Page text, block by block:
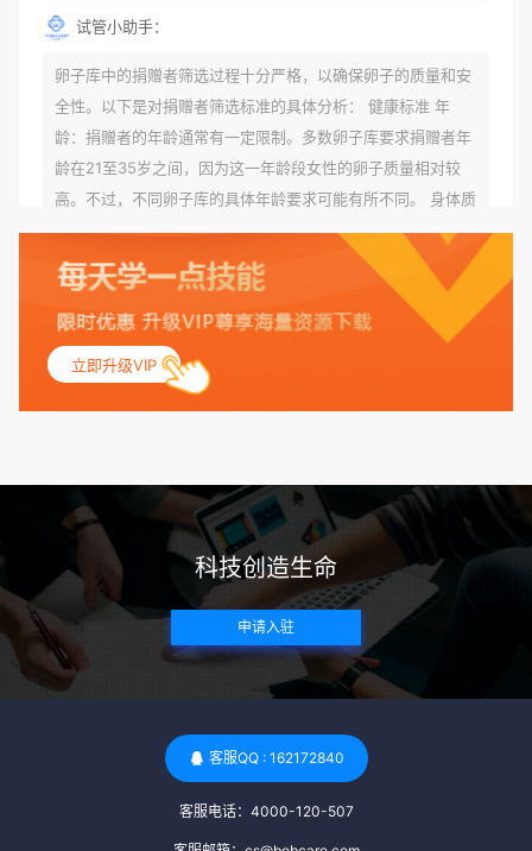
试管小助手：
卵子库中的捐赠者筛选过程十分严格，以确保卵子的质量和安
全性。以下是对捐赠者筛选标准的具体分析： 健康标准 年
龄：捐赠者的年龄通常有一定限制。多数卵子库要求捐赠者年
龄在21至35岁之间，因为这一年龄段女性的卵子质量相对较
高。不过，不同卵子库的具体年龄要求可能有所不同。 身体质
量指数（BMI）：捐赠者的BMI通常需要在正常范围内，以确
保其身体健康状况良好。过高的BMI可能与多种健康问题相关
联，包括不孕症和妊娠并发症。 生殖健康：捐赠者需要有规律
的月经期，无生殖障碍或异常问题。此外，还需要进行详细的
妇科检查，以确保其生殖系统的健康。 遗传病史与家族病史：
捐赠者及其家庭成员需要无严重的遗传病史、精神病史和传染
病史。这通常需要通过基因检测、家族史调查和医疗记录审查
带任何可传染给受卵者的病原体。 药物与生活习惯：捐赠者需
要是非尼古丁使用者、非吸烟者、非吸毒者，并且未使用可能
影响卵子质量的药物，如某些精神药物和避孕植入物。 学历与
心理标准 学历要求：部分卵子库对捐赠者的学历有一定要求，
但这并非普遍标准。一些卵子库可能更倾向于选择受过高等教
育的女性作为捐赠者，但这并不是绝对的筛选条件。 心理状态
评估：捐赠者需要进行心理状态评估，以确定其对捐赠过程的
于确保捐赠者在捐赠过程中保持积极的心态，并理解其捐赠行
为的意义。 其他标准 责任心与沟通能力：由于捐卵过程的时
间不确定性，捐赠者需要有责任心，善于沟通，并尊重预约和
立即升级VIP
科技创造生命
申请入驻
客服QQ : 162172840
客服电话：4000-120-507